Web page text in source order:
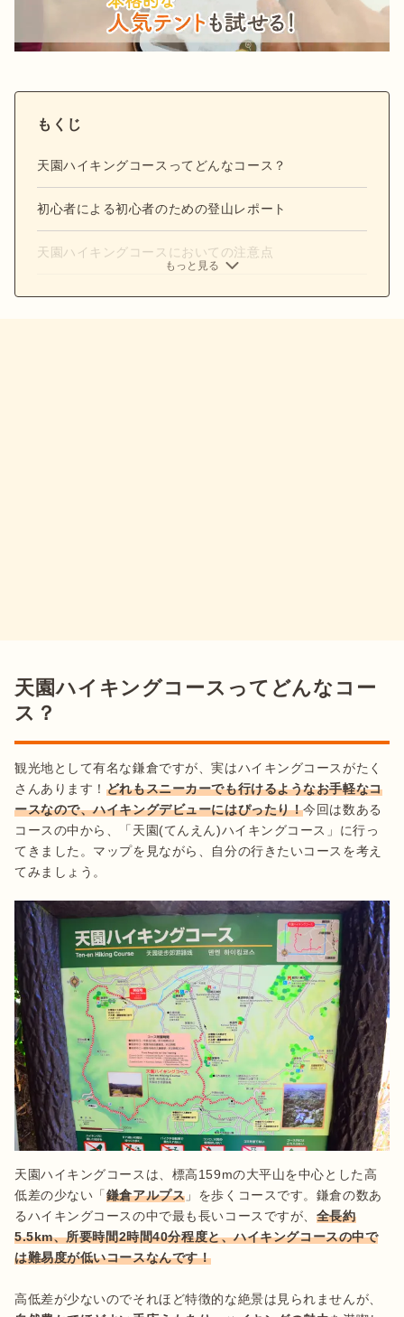
もくじ
天園ハイキングコースってどんなコース？
初心者による初心者のための登山レポート
天園ハイキングコースにおいての注意点
もっと見る
天園ハイキングコースってどんなコー
ス？
観光地として有名な鎌倉ですが、実はハイキングコースがたく
さんあります！ どれもスニーカーでも行けるようなお手軽なコ
ースなので、ハイキングデビューにはぴったり！今回は数ある
コースの中から、「天園(てんえん)ハイキングコース」に行っ
てきました。マップを見ながら、自分の行きたいコースを考え
てみましょう。
天園ハイキングコースは、標高159mの大平山を中心とした高
低差の少ない「鎌倉アルプス 」を歩くコースです。鎌倉の数あ
るハイキングコースの中で最も長いコースですが、 全長約
5.5km、所要時間2時間40分程度と、ハイキングコースの中で
は難易度が低いコースなんです！
高低差が少ないのでそれほど特徴的な絶景は見られませんが、